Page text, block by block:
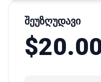
Შეუზღუდავი
$